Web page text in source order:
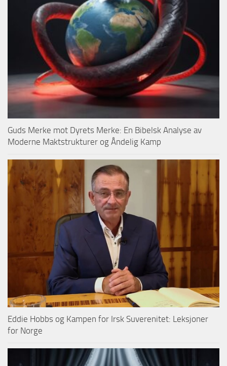
Guds Merke mot Dyrets Merke: En Bibelsk Analyse av
Moderne Maktstrukturer og Åndelig Kamp
Eddie Hobbs og Kampen for Irsk Suverenitet: Leksjoner
for Norge